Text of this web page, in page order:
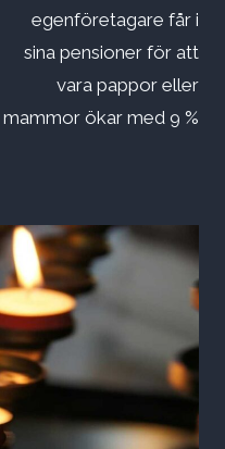
egenföretagare får i
sina pensioner för att
vara pappor eller
mammor ökar med 9 %